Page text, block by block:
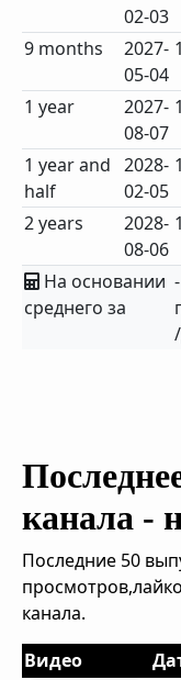
02-03
9 months
2027-
05-04
1 year
2027-
08-07
1 year and
half
2028-
02-05
2 years
2028-
08-06
На основании
среднего за
-
канала -
Последние 50
канала.
Видео